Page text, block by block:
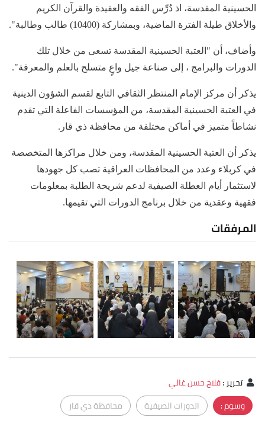
الحسينية المقدسة، اذ دُرِّس الفقه والعقيدة والقرآن الكريم
والأخلاق طيلة الفترة الماضية، وبمشاركة (10400) طالب وطالبة".
وأضاف، أن "العتبة الحسينية المقدسة تسعى من خلال تلك
الدورات والبرامج ، إلى صناعة جيل واعٍ متسلح بالعلم والمعرفة".
يذكر أن مركز الإمام المنتظر الثقافي التابع لقسم الشؤون الدينية
في العتبة الحسينية المقدسة، من المؤسسات الفاعلة التي تقدم
نشاطاً متميز في أماكن مختلفة من محافظة ذي قار.
يذكر أن العتبة الحسينية المقدسة، ومن خلال مراكزها المتخصصة
في كربلاء وعدد من المحافظات العراقية تصب كل جهودها
لاستثمار أيام العطلة الصيفية لدعم شريحة الطلبة بمعلومات
فقهية وعقدية من خلال برنامج الدورات التي تقيمها.
المرفقات
تحرير:فلاح حسن غالي
وسوم :
الدورات الصيفية
محافظة ذي قار